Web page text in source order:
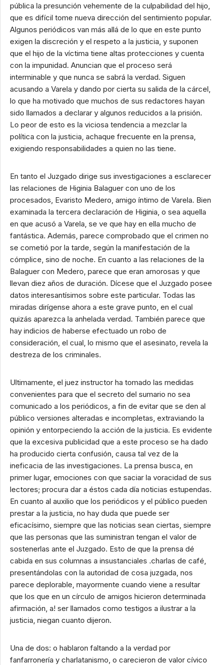
pública la presunción vehemente de la culpabilidad del hijo,
que es difícil tome nueva dirección del sentimiento popular.
Algunos periódicos van más allá de lo que en este punto
exigen la discreción y el respeto a la justicia, y suponen
que el hijo de la víctima tiene altas protecciones y cuenta
con la impunidad. Anuncian que el proceso será
interminable y que nunca se sabrá la verdad. Siguen
acusando a Varela y dando por cierta su salida de la cárcel,
lo que ha motivado que muchos de sus redactores hayan
sido llamados a declarar y algunos reducidos a la prisión.
Lo peor de esto es la viciosa tendencia a mezclar la
política con la justicia, achaque frecuente en la prensa,
exigiendo responsabilidades a quien no las tiene.
En tanto el Juzgado dirige sus investigaciones a esclarecer
las relaciones de Higinia Balaguer con uno de los
procesados, Evaristo Medero, amigo íntimo de Varela. Bien
examinada la tercera declaración de Higinia, o sea aquella
en que acusó a Varela, se ve que hay en ella mucho de
fantástica. Además, parece comprobado que el crimen no
se cometió por la tarde, según la manifestación de la
cómplice, sino de noche. En cuanto a las relaciones de la
Balaguer con Medero, parece que eran amorosas y que
llevan diez años de duración. Dícese que el Juzgado posee
datos interesantísimos sobre este particular. Todas las
miradas dirígense ahora a este grave punto, en el cual
quizás aparezca la anhelada verdad. También parece que
hay indicios de haberse efectuado un robo de
consideración, el cual, lo mismo que el asesinato, revela la
destreza de los criminales.
Ultimamente, el juez instructor ha tomado las medidas
convenientes para que el secreto del sumario no sea
comunicado a los periódicos, a fin de evitar que se den al
público versiones alteradas e incompletas, extraviando la
opinión y entorpeciendo la acción de la justicia. Es evidente
que la excesiva publicidad que a este proceso se ha dado
ha producido cierta confusión, causa tal vez de la
ineficacia de las investigaciones. La prensa busca, en
primer lugar, emociones con que saciar la voracidad de sus
lectores; procura dar a éstos cada día noticias estupendas.
En cuanto al auxilio que los periódicos y el público pueden
prestar a la justicia, no hay duda que puede ser
eficacísimo, siempre que las noticias sean ciertas, siempre
que las personas que las suministran tengan el valor de
sostenerlas ante el Juzgado. Esto de que la prensa dé
cabida en sus columnas a insustanciales .charlas de café,
presentándolas con la autoridad de cosa juzgada, nos
parece deplorable, mayormente cuando viene a resultar
que los que en un círculo de amigos hicieron determinada
afirmación, a! ser llamados como testigos a ilustrar a la
justicia, niegan cuanto dijeron.
Una de dos: o hablaron faltando a la verdad por
fanfarronería y charlatanismo, o carecieron de valor cívico